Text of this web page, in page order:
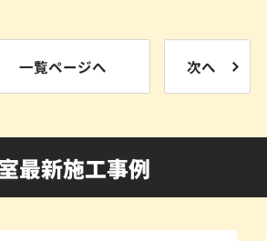
一覧ページへ 次へ
最新施工事例